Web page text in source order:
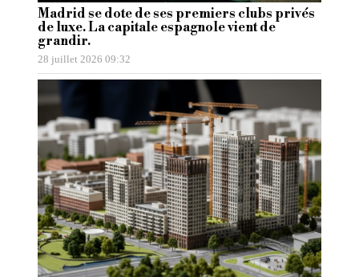
Madrid se dote de ses premiers clubs privés
de luxe. La capitale espagnole vient de
grandir.
28 juillet 2026 09:32